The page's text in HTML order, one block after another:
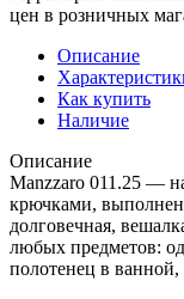
цен в розничных
Описание
Как купить
Наличие
Описание
Manzzaro 011.25 —
крючками,
долговечная,
любых предметов:
полотенец в